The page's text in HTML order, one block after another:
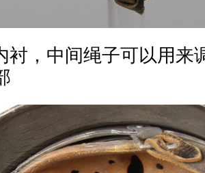
衬，中间绳子可以用来